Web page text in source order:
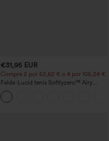
€31,95 EUR
Compra 2 por 52,62 € o 4 por 105,24 €.
Falda-Lucid tenis Softlyzero™ Airy
cruzado tacto fresco bolsillo lateral 2 en
1 -UPF50+